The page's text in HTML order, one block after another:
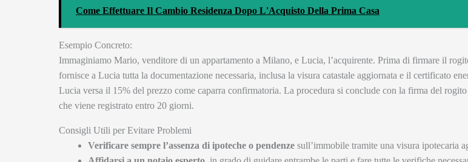
Come Effettuare Il Cambio Residenza Dopo L'Acquisto Della Prima Casa
Esempio Concreto:
Immaginiamo Mario, venditore di un appartamento a Milano, e Lucia, l’acquirente. Prima di firmare il
fornisce a Lucia tutta la documentazione necessaria, inclusa la visura catastale aggiornata e il certificato
Lucia versa il 15% del prezzo come caparra confirmatoria. La procedura si conclude con la firma del
che viene registrato entro 20 giorni.
Consigli Utili per Evitare Problemi
Verificare sempre l’assenza di ipoteche o pendenze sull’immobile tramite una visura ipotecaria